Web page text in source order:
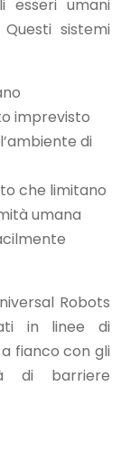
esseri umani
sistemi
imprevisto
di
che limitano
umana
Robots
in linee di
fianco con gli
di barriere